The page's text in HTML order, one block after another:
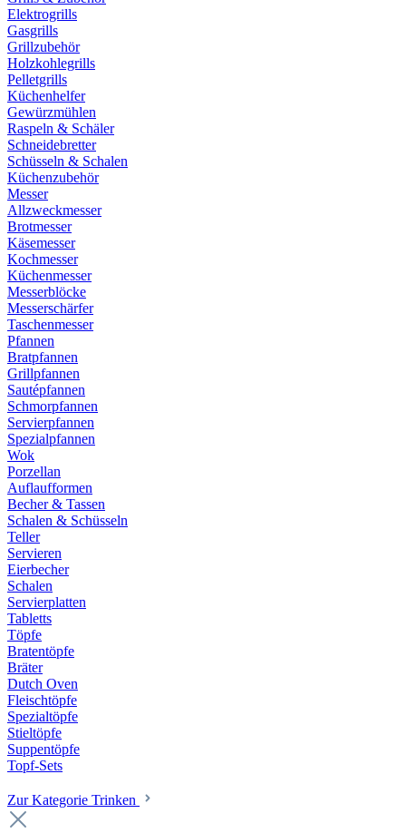
Elektrogrills
Gasgrills
Grillzubehör
Holzkohlegrills
Pelletgrills
Küchenhelfer
Gewürzmühlen
Raspeln & Schäler
Schneidebretter
Schüsseln & Schalen
Küchenzubehör
Messer
Allzweckmesser
Brotmesser
Käsemesser
Kochmesser
Küchenmesser
Messerblöcke
Messerschärfer
Taschenmesser
Pfannen
Bratpfannen
Grillpfannen
Sautépfannen
Schmorpfannen
Servierpfannen
Spezialpfannen
Wok
Porzellan
Auflaufformen
Becher & Tassen
Schalen & Schüsseln
Teller
Servieren
Eierbecher
Schalen
Servierplatten
Tabletts
Töpfe
Bratentöpfe
Bräter
Dutch Oven
Fleischtöpfe
Spezialtöpfe
Stieltöpfe
Suppentöpfe
Topf-Sets
Zur Kategorie Trinken